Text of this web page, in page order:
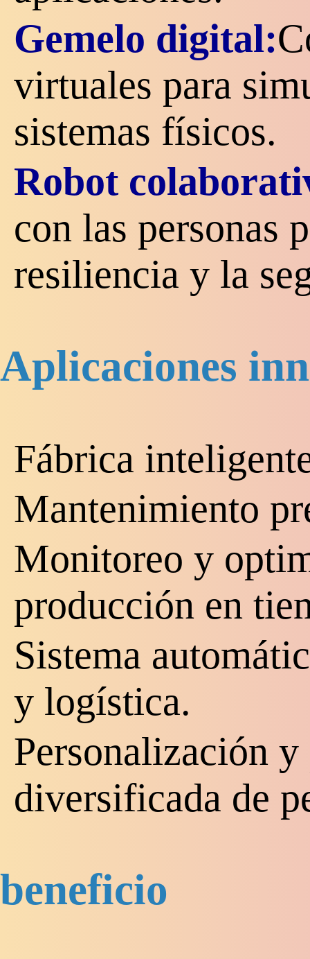
Gemelo digital:
virtuales para
sistemas físicos.
Robot
con las personas
resiliencia y la
Aplicaciones
Fábrica
Mantenimiento
Monitoreo y
producción en
Sistema
y logística.
Personalización
diversificada de
beneficio